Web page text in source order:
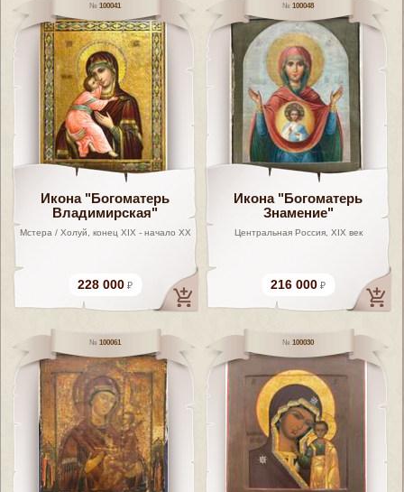
100041
Икона "Богоматерь
Владимирская"
Мстера / Холуй, конец XIX - начало XX
228 000
100048
Икона "Богоматерь
Знамение"
Центральная Россия, XIX век
216 000
100061 100030